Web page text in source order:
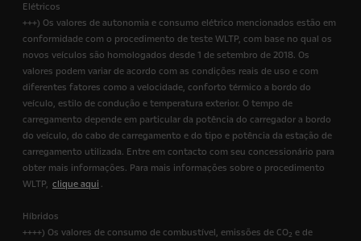
Elétricos
+++) Os valores de autonomia e consumo elétrico mencionados estão em
conformidade com o procedimento de teste WLTP, com base no qual os
novos veículos são homologados desde 1 de setembro de 2018. Os
valores podem variar de acordo com as condições reais de uso e com
diferentes fatores como a velocidade, conforto térmico a bordo do
veículo, estilo de condução e temperatura exterior. O tempo de
carregamento depende em particular da potência do carregador a bordo
do veículo, do cabo de carregamento e do tipo e potência da estação de
carregamento utilizada. Entre em contacto com seu concessionário para
obter mais informações. Para mais informações sobre o procedimento
WLTP, clique aqui .
Híbridos
++++) Os valores de consumo de combustível, emissões de CO2 e de